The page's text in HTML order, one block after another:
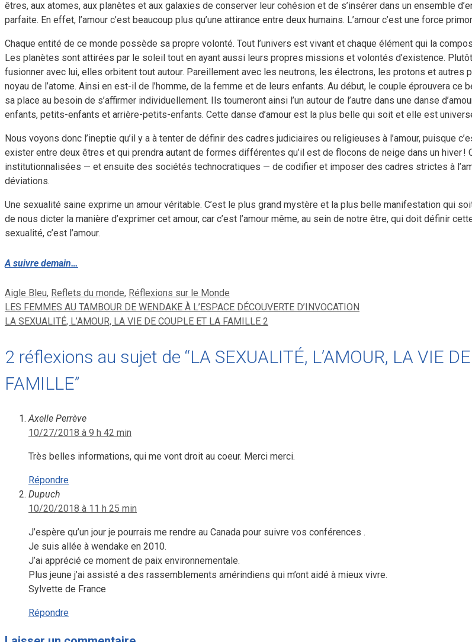
êtres, aux atomes, aux planètes et aux galaxies de conserver leur cohésion et de s’insérer dans un ensemble
parfaite. En effet, l’amour c’est beaucoup plus qu’une attirance entre deux humains. L’amour c’est une force
Chaque entité de ce monde possède sa propre volonté. Tout l’univers est vivant et chaque élément qui la
Les planètes sont attirées par le soleil tout en ayant aussi leurs propres missions et volontés d’existence.
fusionner avec lui, elles orbitent tout autour. Pareillement avec les neutrons, les électrons, les protons et autres
noyau de l’atome. Ainsi en est-il de l’homme, de la femme et de leurs enfants. Au début, le couple éprouvera ce
sa place au besoin de s’affirmer individuellement. Ils tourneront ainsi l’un autour de l’autre dans une danse
enfants, petits-enfants et arrière-petits-enfants. Cette danse d’amour est la plus belle qui soit et elle est
Nous voyons donc l’ineptie qu’il y a à tenter de définir des cadres judiciaires ou religieuses à l’amour, puisque
exister entre deux êtres et qui prendra autant de formes différentes qu’il est de flocons de neige dans un hiver !
institutionnalisées — et ensuite des sociétés technocratiques — de codifier et imposer des cadres strictes à
déviations.
Une sexualité saine exprime un amour véritable. C’est le plus grand mystère et la plus belle manifestation qui
de nous dicter la manière d’exprimer cet amour, car c’est l’amour même, au sein de notre être, qui doit définir
sexualité, c’est l’amour.
A suivre demain…
Catégories
Aigle Bleu, Reflets du monde, Réflexions sur le Monde
LES FEMMES AU TAMBOUR DE WENDAKE À L’ESPACE DÉCOUVERTE D’INVOCATION
LA SEXUALITÉ, L’AMOUR, LA VIE DE COUPLE ET LA FAMILLE 2
2 réflexions au sujet de “LA SEXUALITÉ, L’AMOUR, LA VIE
FAMILLE”
Axelle Perrève
10/27/2018 à 9 h 42 min
Très belles informations, qui me vont droit au coeur. Merci merci.
Répondre
Dupuch
10/20/2018 à 11 h 25 min
J’espère qu’un jour je pourrais me rendre au Canada pour suivre vos conférences .
Je suis allée à wendake en 2010.
J’ai apprécié ce moment de paix environnementale.
Plus jeune j’ai assisté a des rassemblements amérindiens qui m’ont aidé à mieux vivre.
Sylvette de France
Répondre